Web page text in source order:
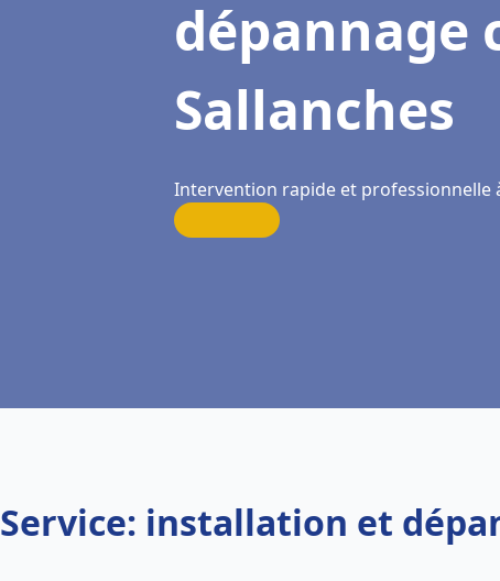
dépannage
Sallanches
Intervention rapide et professionnelle
Service: installation et